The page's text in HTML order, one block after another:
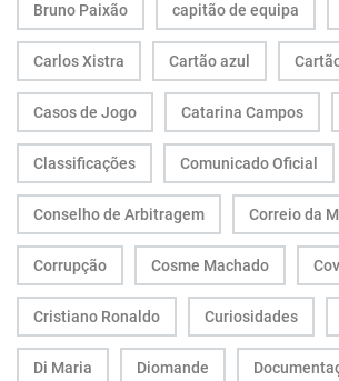
Bruno Paixão capitão de equipa
Carlos Xistra Cartão azul
Casos de Jogo Catarina Campos
Classificações Comunicado Oficial
Conselho de Arbitragem Correio da
Corrupção Cosme Machado
Cristiano Ronaldo Curiosidades
Di Maria Diomande